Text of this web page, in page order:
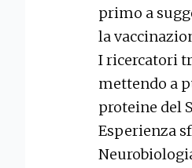
primo a
la
I ricercatori
mettendo a
proteine del
Esperienza